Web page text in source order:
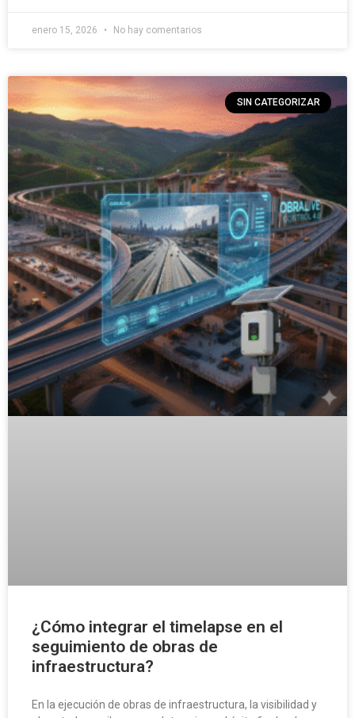
enero 15, 2026 No hay comentarios
SIN CATEGORIZAR
¿Cómo integrar el timelapse en el
seguimiento de obras de
infraestructura?
En la ejecución de obras de infraestructura, la visibilidad y